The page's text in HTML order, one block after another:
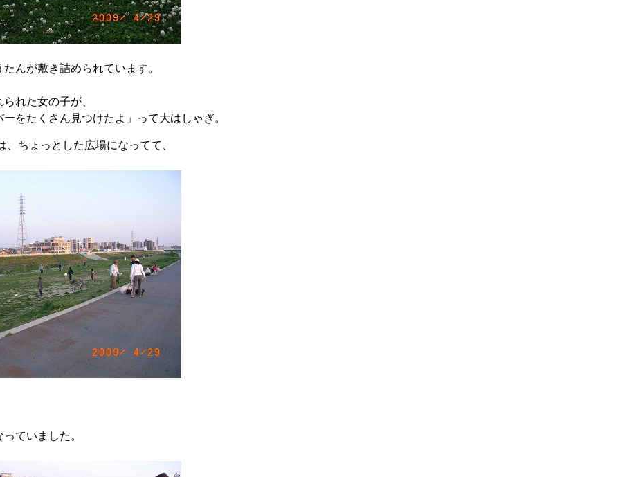
んが敷き詰められています。
れた女の子が、
ーをたくさん見つけたよ」って大はしゃぎ。
、ちょっとした広場になってて、
っていました。